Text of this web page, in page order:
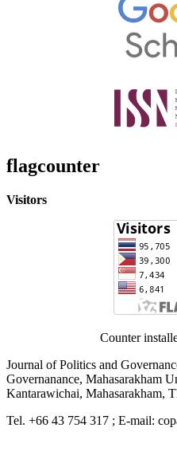
flagcounter
Visitors
Counter
Journal of Politics and
Governanance, Mahasarakham
Kantarawichai, Mahasarakham,
Tel. +66 43 754 317 ; E-mail: